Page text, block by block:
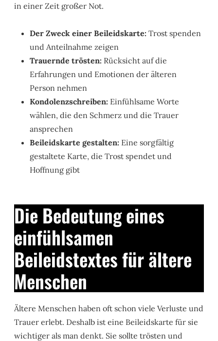
in einer Zeit großer Not.
Der Zweck einer Beileidskarte: Trost spenden
und Anteilnahme zeigen
Trauernde trösten: Rücksicht auf die
Erfahrungen und Emotionen der älteren
Person nehmen
Kondolenzschreiben: Einfühlsame Worte
wählen, die den Schmerz und die Trauer
ansprechen
Beileidskarte gestalten: Eine sorgfältig
gestaltete Karte, die Trost spendet und
Hoffnung gibt
Die Bedeutung eines
einfühlsamen
Beileidstextes für ältere
Menschen
Ältere Menschen haben oft schon viele Verluste und
Trauer erlebt. Deshalb ist eine Beileidskarte für sie
wichtiger als man denkt. Sie sollte trösten und